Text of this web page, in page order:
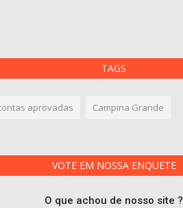
TAGS
aprovadas Campina Grande
VOTE EM NOSSA ENQUETE
O que achou de nosso site ?